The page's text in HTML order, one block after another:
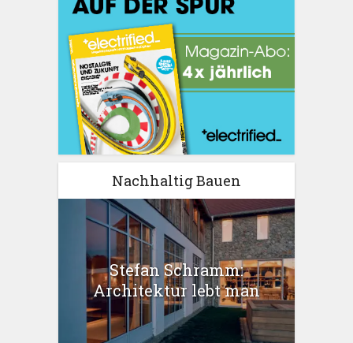
Nachhaltig Bauen
Stefan Schramm:
Architektur lebt man